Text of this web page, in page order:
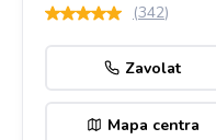
(342)
Zavolat
Mapa centra